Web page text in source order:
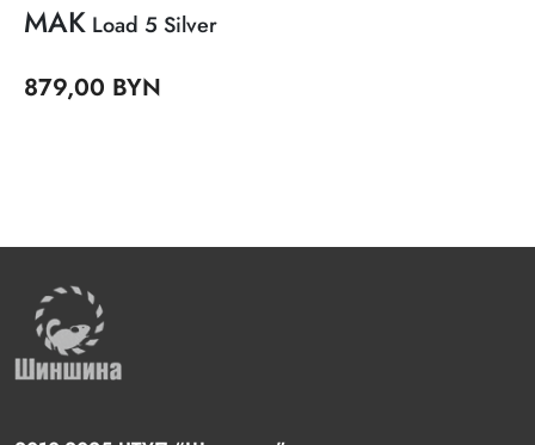
MAK Load 5 Silver
879,00 BYN